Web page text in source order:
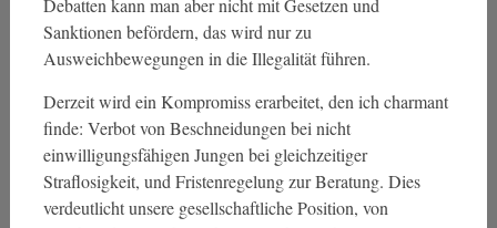
Sanktionen befördern, das wird nur zu
Ausweichbewegungen in die Illegalität führen.
Derzeit wird ein Kompromiss erarbeitet, den ich charmant
finde: Verbot von Beschneidungen bei nicht
einwilligungsfähigen Jungen bei gleichzeitiger
Straflosigkeit, und Fristenregelung zur Beratung. Dies
verdeutlicht unsere gesellschaftliche Position, von